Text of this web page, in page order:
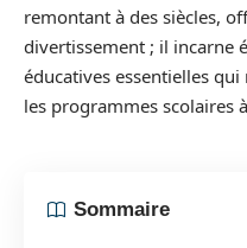
remontant à des siècles,
divertissement ; il incarne
éducatives essentielles
les programmes scolaires
Sommaire